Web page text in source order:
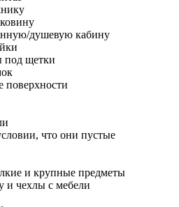
душевую кабину
под щетки
поверхности
что они пустые
и крупные предметы
и чехлы с мебели